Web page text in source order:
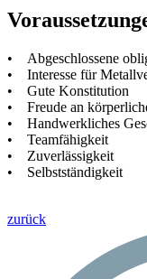
• Abgeschlossene
• Interesse für
• Gute Konstitution
• Freude an
• Handwerkliches
• Teamfähigkeit
• Zuverlässigkeit
• Selbstständigkeit
zurück